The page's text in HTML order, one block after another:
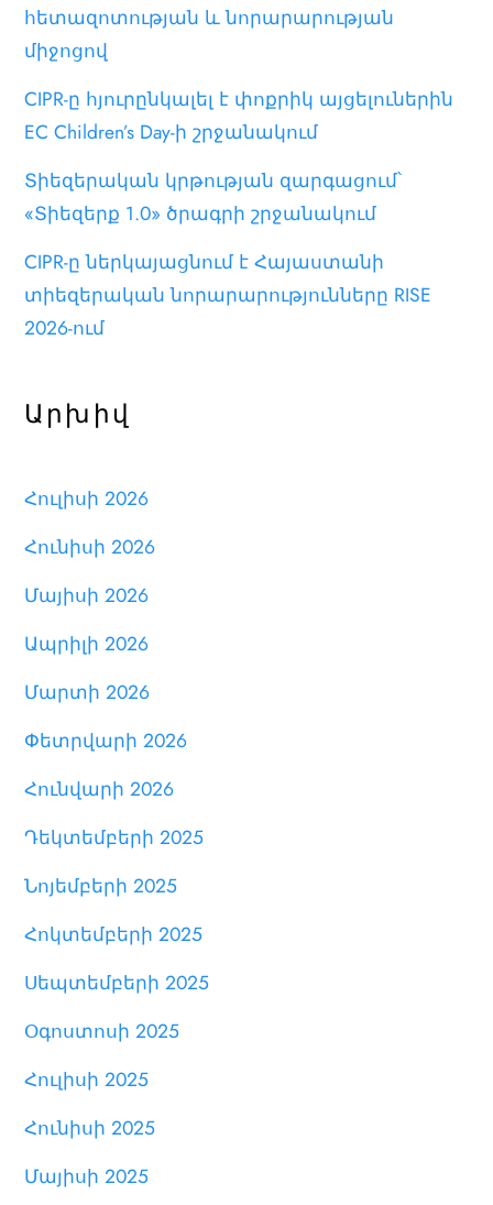
հետազոտության և նորարարության
միջոցով
CIPR-ը հյուրընկալել է փոքրիկ այցելուներին
EC Children’s Day-ի շրջանակում
Տիեզերական կրթության զարգացում՝
«Տիեզերք 1.0» ծրագրի շրջանակում
CIPR-ը ներկայացնում է Հայաստանի
տիեզերական նորարարությունները RISE
2026-ում
Արխիվ
Հուլիսի 2026
Հունիսի 2026
Մայիսի 2026
Ապրիլի 2026
Մարտի 2026
Փետրվարի 2026
Հունվարի 2026
Դեկտեմբերի 2025
Նոյեմբերի 2025
Հոկտեմբերի 2025
Սեպտեմբերի 2025
Օգոստոսի 2025
Հուլիսի 2025
Հունիսի 2025
Մայիսի 2025